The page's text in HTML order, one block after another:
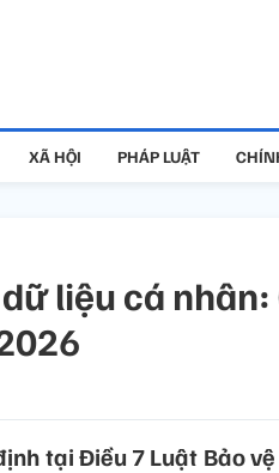
XÃ HỘI PHÁP LUẬT
liệu cá
tại Điều 7 Luật Bảo